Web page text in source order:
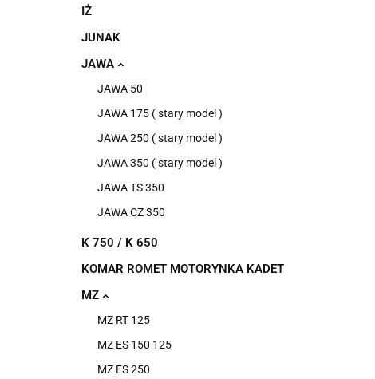
IŻ
JUNAK
JAWA
JAWA 50
JAWA 175 ( stary model )
JAWA 250 ( stary model )
JAWA 350 ( stary model )
JAWA TS 350
JAWA CZ 350
K 750 / K 650
KOMAR ROMET MOTORYNKA KADET
MZ
MZ RT 125
MZ ES 150 125
MZ ES 250